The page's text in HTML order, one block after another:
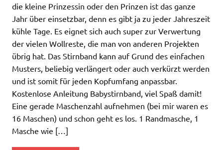
die kleine Prinzessin oder den Prinzen ist das ganze
Jahr über einsetzbar, denn es gibt ja zu jeder Jahreszeit
kühle Tage. Es eignet sich auch super zur Verwertung
der vielen Wollreste, die man von anderen Projekten
übrig hat. Das Stirnband kann auf Grund des einfachen
Musters, beliebig verlängert oder auch verkürzt werden
und ist somit für jeden Kopfumfang anpassbar.
Kostenlose Anleitung Babystirnband, viel Spaß damit!
Eine gerade Maschenzahl aufnehmen (bei mir waren es
16 Maschen) und schon geht es los. 1 Randmasche, 1
Masche wie […]